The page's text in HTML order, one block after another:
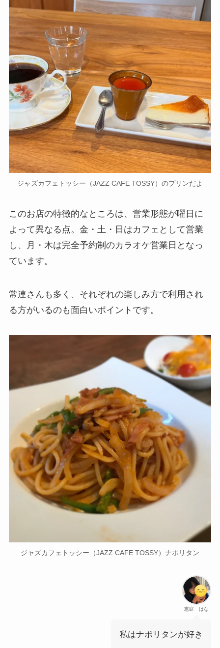
ジャズカフェトッシー（JAZZ CAFE TOSSY）のプリンだよ
このお店の特徴的なところは、営業形態が曜日に
よって異なる点。金・土・日はカフェとして営業
し、月・木は完全予約制のカラオケ営業日となっ
ています。
常連さんも多く、それぞれの楽しみ方で利用され
る方がいるのも面白いポイントです。
ジャズカフェトッシー（JAZZ CAFE TOSSY）ナポリタン
恵庭 はな
私はナポリタンが好き